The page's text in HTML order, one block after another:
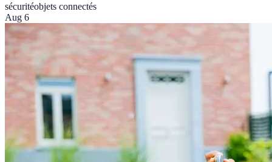
sécuritéobjets connectés
Aug 6